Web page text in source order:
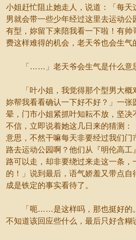
小姐赶忙阻止她走人，说道：「每天
男就会带一些少年经过这里去运动公
有型，妳留下来陪我看一下啦！有帅
费这样难得的机会，老天爷也会生气
「……」老天爷会生气是什么意思
「叶小姐，我觉得那个型男大概
妳帮我看看确认一下好不好？」一张
晕，门市小姐紧抓叶知耘不放，坚决
不信，立即说着她这几日来的猜测：
意思，不然干嘛每天非要经过我们门
路去运动公园啊？他们从『明伦高工
路可以走，却非要绕过来走这一条，
的！」说到最后，语气娇羞又带点自
成是铁定的事实看待了。
「呃……是这样吗，那也挺好的。
不知道该回应些什么，最后只好含糊